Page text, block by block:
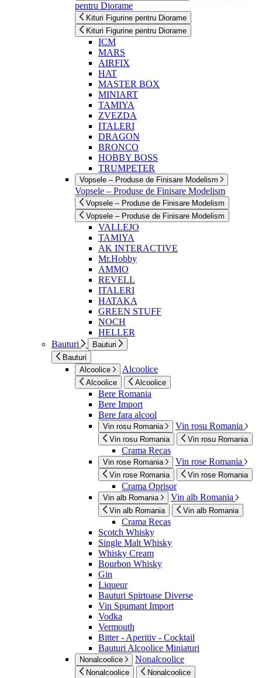
pentru Diorame
Kituri Figurine pentru Diorame
Kituri Figurine pentru Diorame
ICM
MARS
AIRFIX
HAT
MASTER BOX
MINIART
TAMIYA
ZVEZDA
ITALERI
DRAGON
BRONCO
HOBBY BOSS
TRUMPETER
Vopsele – Produse de Finisare Modelism
Vopsele – Produse de Finisare Modelism
Vopsele – Produse de Finisare Modelism
Vopsele – Produse de Finisare Modelism
VALLEJO
TAMIYA
AK INTERACTIVE
Mr.Hobby
AMMO
REVELL
ITALERI
HATAKA
GREEN STUFF
NOCH
HELLER
Bauturi
Bauturi
Bauturi
Alcoolice
Alcoolice
Alcoolice Alcoolice
Bere Romania
Bere Import
Bere fara alcool
Vin rosu Romania Vin rosu Romania
Vin rosu Romania Vin rosu Romania
Crama Recas
Vin rose Romania Vin rose Romania
Vin rose Romania Vin rose Romania
Crama Oprisor
Vin alb Romania Vin alb Romania
Vin alb Romania Vin alb Romania
Crama Recas
Scotch Whisky
Single Malt Whisky
Whisky Cream
Bourbon Whisky
Gin
Liqueur
Bauturi Spirtoase Diverse
Vin Spumant Import
Vodka
Vermouth
Bitter - Aperitiv - Cocktail
Bauturi Alcoolice Miniaturi
Nonalcoolice Nonalcoolice
Nonalcoolice Nonalcoolice